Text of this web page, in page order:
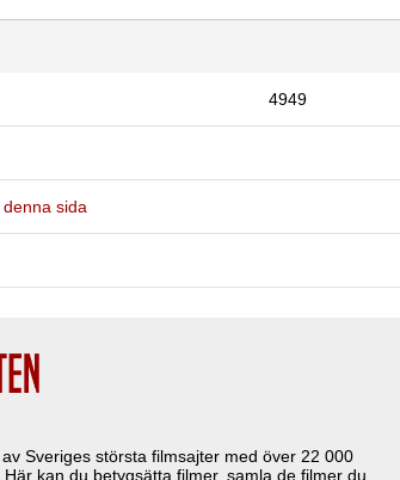
4949
sida
Sveriges största filmsajter med över 22 000
kan du betygsätta filmer, samla de filmer du